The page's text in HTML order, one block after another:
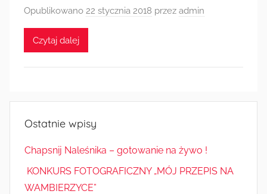
Turystyki
Opublikowano 22 stycznia 2018 przez admin
Czytaj dalej
Ostatnie wpisy
Chapsnij Naleśnika – gotowanie na żywo !
KONKURS FOTOGRAFICZNY „MÓJ PRZEPIS NA
WAMBIERZYCE”